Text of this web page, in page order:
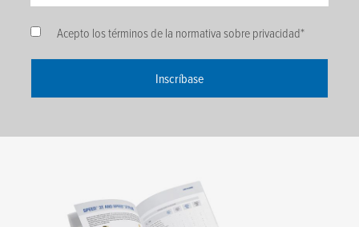
Acepto los términos de la normativa sobre privacidad*